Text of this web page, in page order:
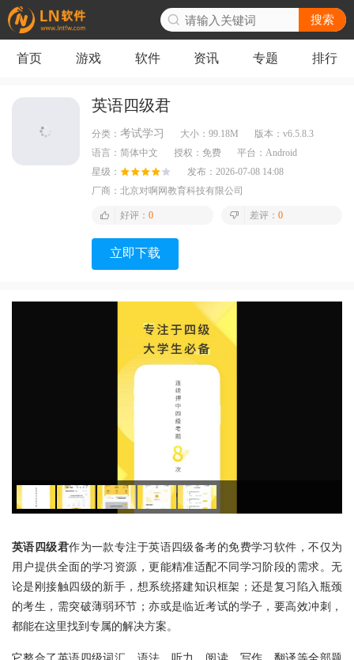
搜索
首页 游戏 软件 资讯 专题 排行
英语四级君
分类： 考试学习 大小： 99.18M 版本： v6.5.8.3
语言： 简体中文 授权： 免费 平台： Android
星级：
发布： 2026-07-08 14:08
厂商： 北京对啊网教育科技有限公司
好评： 0 差评： 0
立即下载
英语四级君作为一款专注于英语四级备考的免费学习软件，不仅为
用户提供全面的学习资源，更能精准适配不同学习阶段的需求。无
论是刚接触四级的新手，想系统搭建知识框架；还是复习陷入瓶颈
的考生，需突破薄弱环节；亦或是临近考试的学子，要高效冲刺，
都能在这里找到专属的解决方案。